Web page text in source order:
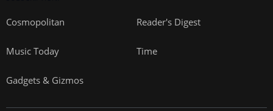
Cosmopolitan Reader's Digest
Music Today Time
Gadgets & Gizmos